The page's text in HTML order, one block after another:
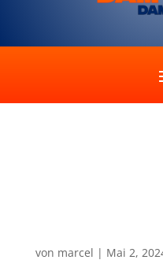
von marcel | Mai 2,